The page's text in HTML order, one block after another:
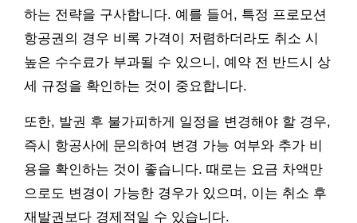
하는 전략을 구사합니다. 예를 들어, 특정 프로모션
항공권의 경우 비록 가격이 저렴하더라도 취소 시
높은 수수료가 부과될 수 있으니, 예약 전 반드시 상
세 규정을 확인하는 것이 중요합니다.
또한, 발권 후 불가피하게 일정을 변경해야 할 경우,
즉시 항공사에 문의하여 변경 가능 여부와 추가 비
용을 확인하는 것이 좋습니다. 때로는 요금 차액만
으로도 변경이 가능한 경우가 있으며, 이는 취소 후
재발권보다 경제적일 수 있습니다.